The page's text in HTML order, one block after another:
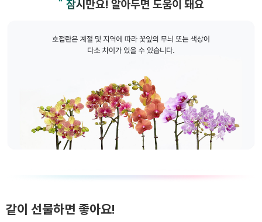
같이 선물하면 좋아요!